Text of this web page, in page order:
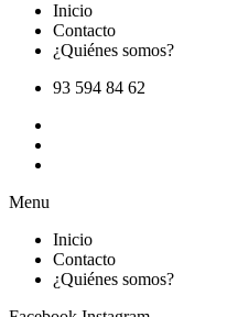
Inicio
Contacto
¿Quiénes somos?
93 594 84 62
Menu
Inicio
Contacto
¿Quiénes somos?